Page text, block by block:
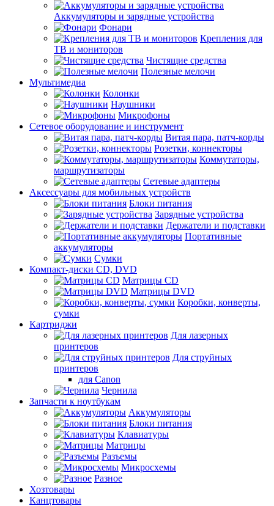
Аккумуляторы и зарядные устройства
Фонари
Крепления для
ТВ и мониторов
Чистящие средства
Полезные мелочи
Мультимедиа
Колонки
Наушники
Микрофоны
Сетевое оборудование и инструмент
Витая пара, патч-корды
Розетки, коннекторы
Коммутаторы,
маршрутизаторы
Сетевые адаптеры
Аксессуары для мобильных устройств
Блоки питания
Зарядные устройства
Держатели и подставки
Портативные
аккумуляторы
Сумки
Компакт-диски CD, DVD
Матрицы CD
Матрицы DVD
Коробки, конверты,
сумки
Картриджи
Для лазерных
принтеров
Для струйных
принтеров
для Canon
Чернила
Запчасти к ноутбукам
Аккумуляторы
Блоки питания
Клавиатуры
Матрицы
Разъемы
Микросхемы
Разное
Хозтовары
Канцтовары